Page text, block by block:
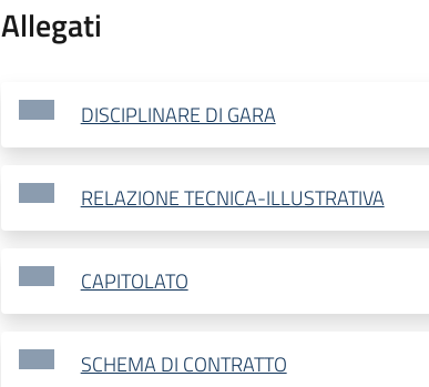
Allegati
DISCIPLINARE DI GARA
RELAZIONE TECNICA-ILLUSTRATIVA
CAPITOLATO
SCHEMA DI CONTRATTO